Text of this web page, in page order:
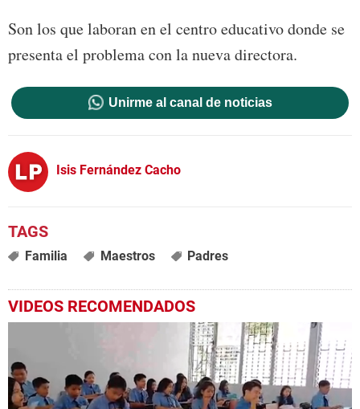
Son los que laboran en el centro educativo donde se
presenta el problema con la nueva directora.
Unirme al canal de noticias
Isis Fernández Cacho
Familia Maestros Padres
VIDEOS RECOMENDADOS